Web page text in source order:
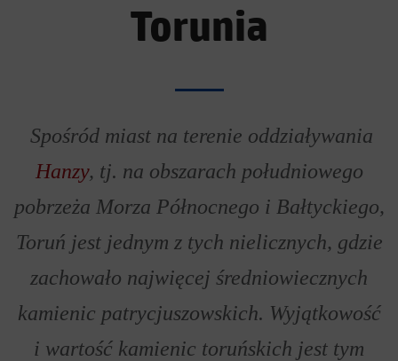
Torunia
Spośród miast na terenie oddziaływania
Hanzy, tj. na obszarach południowego
pobrzeża Morza Północnego i Bałtyckiego,
Toruń jest jednym z tych nielicznych, gdzie
zachowało najwięcej średniowiecznych
kamienic patrycjuszowskich. Wyjątkowość
i wartość kamienic toruńskich jest tym